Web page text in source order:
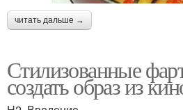
читать дальше →
Стилизованные
создать образ из